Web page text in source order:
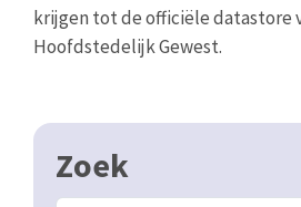
krijgen tot de officiële datastore
Hoofdstedelijk Gewest.
Zoek